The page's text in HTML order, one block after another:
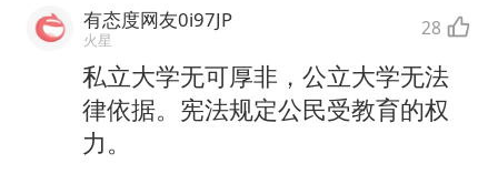
有态度网友0i97JP
火星 28
私立大学无可厚非，公立大学无法
律依据。宪法规定公民受教育的权
力。